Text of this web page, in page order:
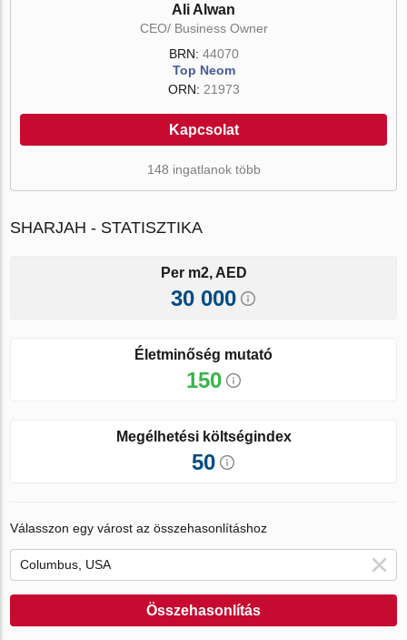
Ali Alwan
CEO/ Business Owner
BRN: 44070
Top Neom
ORN: 21973
Kapcsolat
148 ingatlanok több
SHARJAH - STATISZTIKA
Per m2, AED
30 000
Életminőség mutató
150
Megélhetési költségindex
50
Válasszon egy várost az összehasonlításhoz
Összehasonlítás